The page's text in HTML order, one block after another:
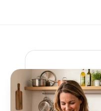
d
in
g